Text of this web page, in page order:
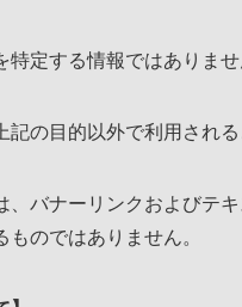
特定する情報ではありませ
記の目的以外で利用され
、バナーリンクおよびテ
ものではありません。